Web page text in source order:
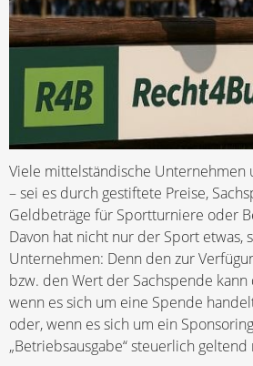
Viele mittelständische Unternehmen
– sei es durch gestiftete Preise,
Geldbeträge für Sportturniere oder
Davon hat nicht nur der Sport etwas,
Unternehmen: Denn den zur
bzw. den Wert der Sachspende
wenn es sich um eine Spende
oder, wenn es sich um ein
„Betriebsausgabe“ steuerlich geltend